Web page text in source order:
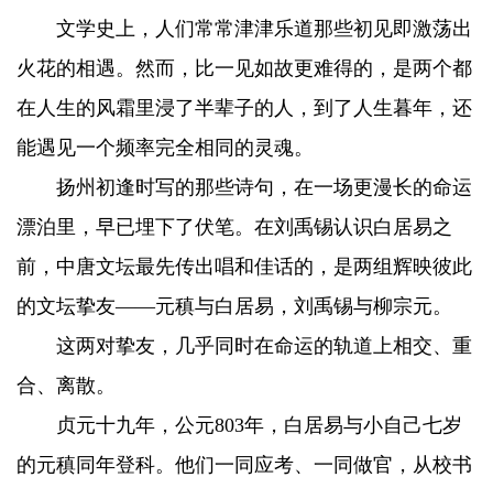
文学史上，人们常常津津乐道那些初见即激荡出
火花的相遇。然而，比一见如故更难得的，是两个都
在人生的风霜里浸了半辈子的人，到了人生暮年，还
能遇见一个频率完全相同的灵魂。
扬州初逢时写的那些诗句，在一场更漫长的命运
漂泊里，早已埋下了伏笔。在刘禹锡认识白居易之
前，中唐文坛最先传出唱和佳话的，是两组辉映彼此
的文坛挚友——元稹与白居易，刘禹锡与柳宗元。
这两对挚友，几乎同时在命运的轨道上相交、重
合、离散。
贞元十九年，公元803年，白居易与小自己七岁
的元稹同年登科。他们一同应考、一同做官，从校书